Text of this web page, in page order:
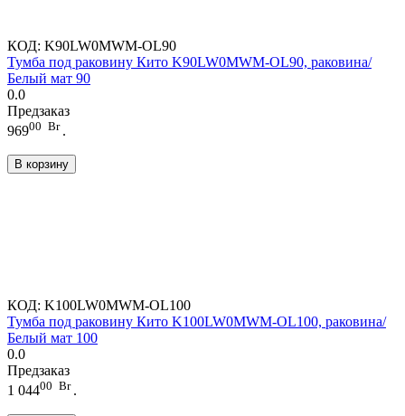
КОД: K90LW0MWM-OL90
Тумба под раковину Кито K90LW0MWM-OL90, раковина/
Белый мат 90
0.0
Предзаказ
96900 Br .
В корзину
КОД: K100LW0MWM-OL100
Тумба под раковину Кито K100LW0MWM-OL100, раковина/
Белый мат 100
0.0
Предзаказ
1 04400 Br .